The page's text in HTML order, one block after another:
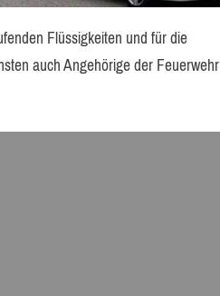
Flüssigkeiten und für die
auch Angehörige der Feuerwehr